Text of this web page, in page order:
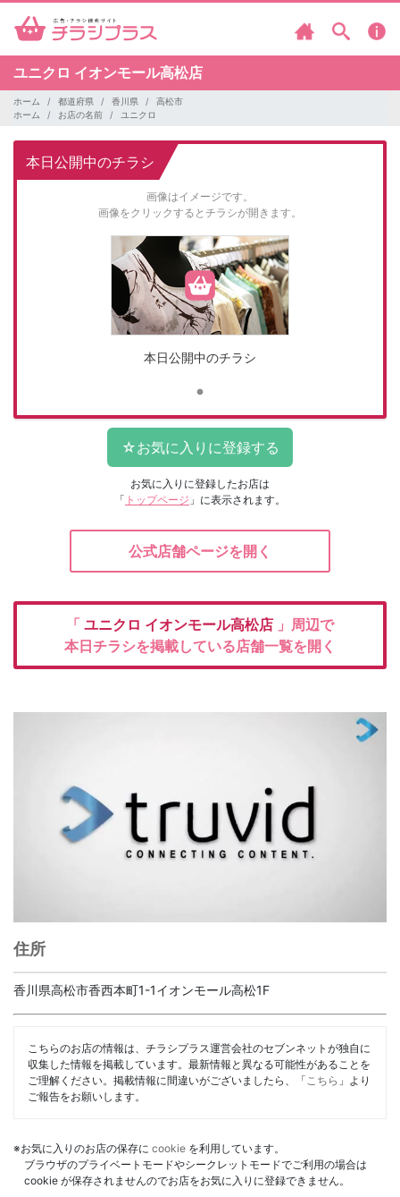
ユニクロ イオンモール高松店
ホーム 都道府県 香川県
高松市
ホーム
お店の名前 ユニクロ
本日公開中のチラシ
画像はイメージです。
画像をクリックするとチラシが開きます。
本日公開中のチラシ
お気に入りに登録したお店は
「 トップページ 」に表示されます。
公式店舗ページを開く
「 ユニクロ イオンモール高松店 」周辺で
本日チラシを掲載している店舗一覧を開く
住所
香川県高松市香西本町1-1イオンモール高松1F
こちらのお店の情報は、チラシプラス運営会社のセブンネットが独自に
収集した情報を掲載しています。最新情報と異なる可能性があることを
ご理解ください。掲載情報に間違いがございましたら、「 こちら 」より
ご報告をお願いします。
※お気に入りのお店の保存に cookie を利用しています。
ブラウザのプライベートモードやシークレットモードでご利用の場合は
cookie が保存されませんのでお店をお気に入りに登録できません。